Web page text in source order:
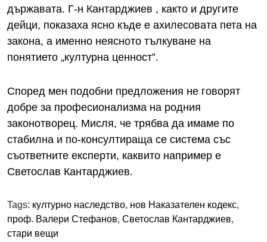
държавата. Г-н Кантарджиев , както и другите
дейци, показаха ясно къде е ахилесовата пета на
закона, а именно неясното тълкуване на
понятието „културна ценност‟.
Според мен подобни предложения не говорят
добре за професионализма на родния
законотворец. Мисля, че трябва да имаме по
стабилна и по-консултираща се система със
съответните експерти, каквито например е
Светослав Кантарджиев.
Tags: културно наследство, нов Наказателен кодекс,
проф. Валери Стефанов, Светослав Кантарджиев,
стари вещи